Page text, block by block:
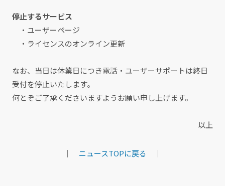
停止するサービス
・ユーザーページ
・ ライセンスのオンライン更新
なお、当日は休業日につき電話・ユーザーサポートは終日
受付を停止いたします。
何とぞご了承くださいますようお願い申し上げます。
以上
｜ ニュースTOPに戻る ｜